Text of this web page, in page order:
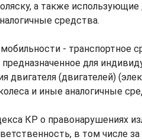
а также
средства.
- транспортное
для
двигателя (двигателей)
и иные аналогичные
КР о правонарушениях
в том числе